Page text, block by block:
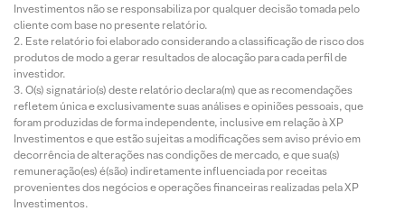
Investimentos não se responsabiliza por qualquer decisão tomada pelo
cliente com base no presente relatório.
Este relatório foi elaborado considerando a classificação de risco dos
produtos de modo a gerar resultados de alocação para cada perfil de
investidor.
O(s) signatário(s) deste relatório declara(m) que as recomendações
refletem única e exclusivamente suas análises e opiniões pessoais, que
foram produzidas de forma independente, inclusive em relação à XP
Investimentos e que estão sujeitas a modificações sem aviso prévio em
decorrência de alterações nas condições de mercado, e que sua(s)
remuneração(es) é(são) indiretamente influenciada por receitas
provenientes dos negócios e operações financeiras realizadas pela XP
Investimentos.